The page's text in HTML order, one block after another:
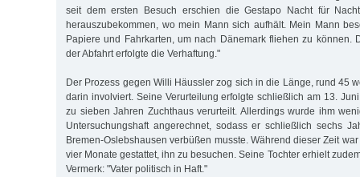
seit dem ersten Be­such erschien die Gestapo Nacht für
herauszubekommen, wo mein Mann sich aufhält. Mein Mann
Papiere und Fahr­karten, um nach Dänemark fliehen zu können.
der Abfahrt erfolgte die Ver­haf­tung."
Der Prozess gegen Willi Häussler zog sich in die Länge, rund 45
darin involviert. Seine Verurteilung erfolgte schließlich am 13.
zu sieben Jahren Zuchthaus verurteilt. Allerdings wurde ihm
Unter­suchungshaft angerechnet, sodass er schließlich sechs
Bremen-Oslebshausen verbüßen musste. Während dieser Zeit
vier Monate gestattet, ihn zu besuchen. Seine Toch­ter erhielt
Vermerk: "Vater politisch in Haft."